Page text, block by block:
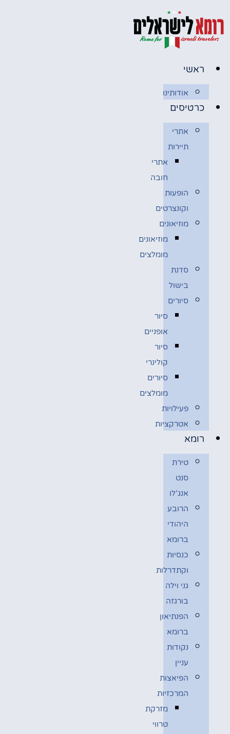
ראשי
אודותינו
כרטיסים
אתרי
תיירות
אתרי
חובה
הופעות
וקונצרטים
מוזיאונים
מוזיאונים
מומלצים
סדנת
בישול
סיורים
סיור
אופניים
סיור
קולינרי
סיורים
מומלצים
פעילויות
אטרקציות
רומא
טירת
סנט
אנג’לו
הרובע
היהודי
ברומא
כנסיות
וקתדרלות
גני וילה
בורגזה
הפנתיאון
ברומא
נקודות
עניין
הפיאצות
המרכזיות
מזרקת
טרווי